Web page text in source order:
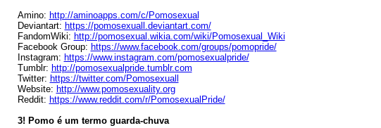
Amino: http://aminoapps.com/c/Pomosexual
Deviantart: https://pomosexuall.deviantart.com/
FandomWiki: http://pomosexual.wikia.com/wiki/Pomosexual_Wiki
Facebook Group: https://www.facebook.com/groups/pomopride/
Instagram: https://www.instagram.com/pomosexualpride/
Tumblr: http://pomosexualpride.tumblr.com
Twitter: https://twitter.com/Pomosexuall
Website: http://www.pomosexuality.org
Reddit: https://www.reddit.com/r/PomosexualPride/
3! Pomo é um termo guarda-chuva